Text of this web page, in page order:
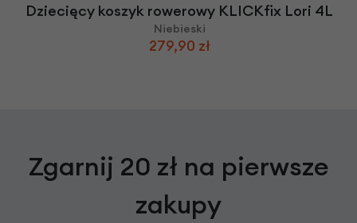
Dziecięcy koszyk rowerowy KLICKfix Lori 4L
Niebieski
279,90 zł
Zgarnij 20 zł na pierwsze
zakupy